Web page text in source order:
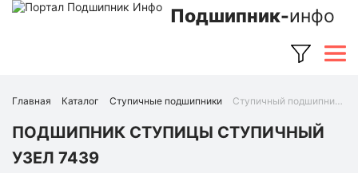
Подшипник-инфо
Главная Каталог Ступичные подшипники Ступичный подшипник 7439 (Ruville)
ПОДШИПНИК СТУПИЦЫ СТУПИЧНЫЙ
УЗЕЛ 7439